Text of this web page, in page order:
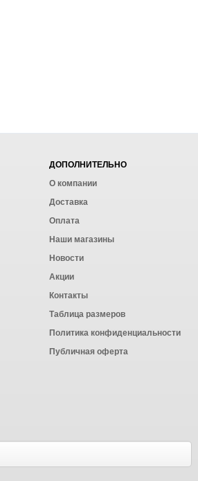
ДОПОЛНИТЕЛЬНО
О компании
Доставка
Оплата
Наши магазины
Новости
Акции
Контакты
Таблица размеров
Политика конфиденциальности
Публичная оферта